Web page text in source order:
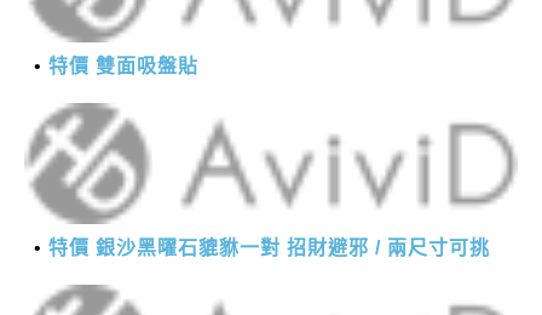
特價 雙面吸盤貼
特價 銀沙黑曜石貔貅一對 招財避邪 / 兩尺寸可挑